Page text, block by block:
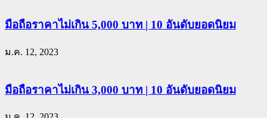
มือถือราคาไม่เกิน 5,000 บาท | 10 อันดับยอดนิยม
ม.ค. 12, 2023
มือถือราคาไม่เกิน 3,000 บาท | 10 อันดับยอดนิยม